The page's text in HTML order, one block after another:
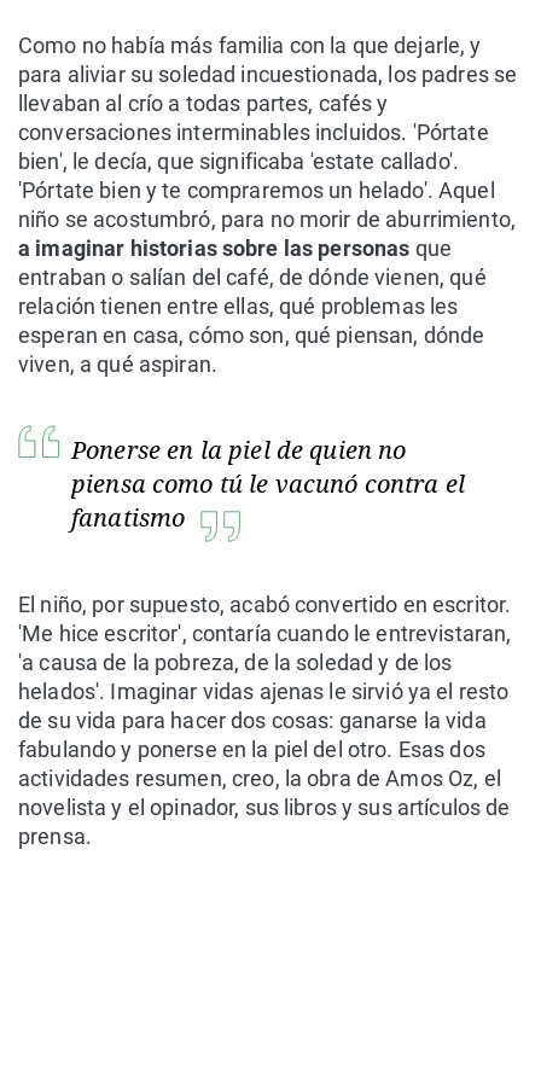
Como no había más familia con la que dejarle, y
para aliviar su soledad incuestionada, los padres se
llevaban al crío a todas partes, cafés y
conversaciones interminables incluidos. 'Pórtate
bien', le decía, que significaba 'estate callado'.
'Pórtate bien y te compraremos un helado'. Aquel
niño se acostumbró, para no morir de aburrimiento,
a imaginar historias sobre las personas que
entraban o salían del café, de dónde vienen, qué
relación tienen entre ellas, qué problemas les
esperan en casa, cómo son, qué piensan, dónde
viven, a qué aspiran.
Ponerse en la piel de quien no
piensa como tú le vacunó contra el
fanatismo
El niño, por supuesto, acabó convertido en escritor.
'Me hice escritor', contaría cuando le entrevistaran,
'a causa de la pobreza, de la soledad y de los
helados'. Imaginar vidas ajenas le sirvió ya el resto
de su vida para hacer dos cosas: ganarse la vida
fabulando y ponerse en la piel del otro. Esas dos
actividades resumen, creo, la obra de Amos Oz, el
novelista y el opinador, sus libros y sus artículos de
prensa.